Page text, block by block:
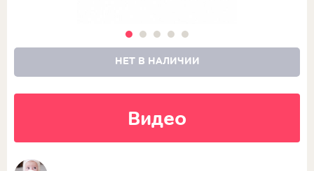
НЕТ В НАЛИЧИИ
Видео